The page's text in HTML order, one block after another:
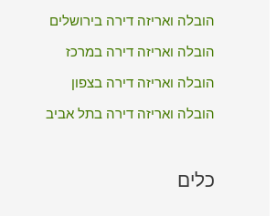
הובלה ואריזה דירה בירושלים
הובלה ואריזה דירה במרכז
הובלה ואריזה דירה בצפון
הובלה ואריזה דירה בתל אביב
כלים